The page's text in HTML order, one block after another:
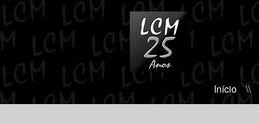
Início \\